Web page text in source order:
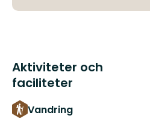
Aktiviteter och
faciliteter
Vandring